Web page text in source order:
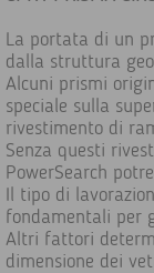
La portata di un
dalla struttura
Alcuni prismi
speciale sulla
rivestimento di
Senza questi
PowerSearch
Il tipo di
fondamentali per
Altri fattori
dimensione dei